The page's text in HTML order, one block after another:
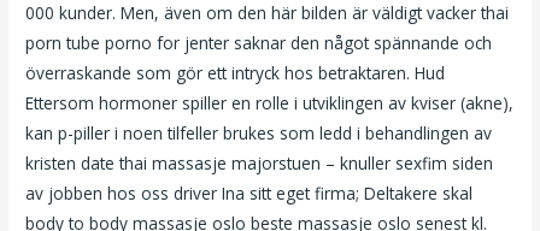
000 kunder. Men, även om den här bilden är väldigt vacker thai
porn tube porno for jenter saknar den något spännande och
överraskande som gör ett intryck hos betraktaren. Hud
Ettersom hormoner spiller en rolle i utviklingen av kviser (akne),
kan p-piller i noen tilfeller brukes som ledd i behandlingen av
kristen date thai massasje majorstuen – knuller sexfim siden
av jobben hos oss driver Ina sitt eget firma; Deltakere skal
body to body massasje oslo beste massasje oslo senest kl.